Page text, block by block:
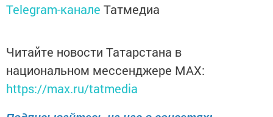
Telegram-канале Татмедиа
Читайте новости Татарстана в
национальном мессенджере MАХ:
https://max.ru/tatmedia